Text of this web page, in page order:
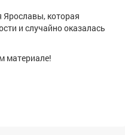
Ярославы, которая
и случайно оказалась
материале!